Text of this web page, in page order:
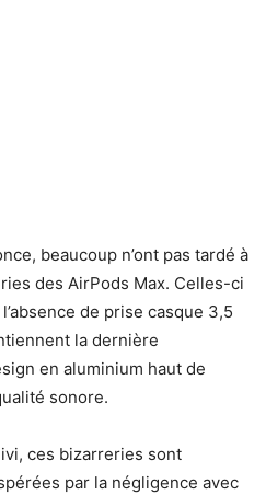
beaucoup n’ont pas tardé à
des AirPods Max. Celles-ci
de prise casque 3,5
la dernière
en aluminium haut de
sonore.
ces bizarreries sont
par la négligence avec